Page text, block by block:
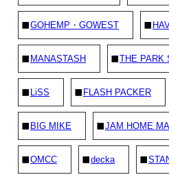
GOHEMP・GOWEST
MANASTASH THE PARK
LiSS FLASH PACKER
BIG MIKE JAM HOME
OMCC decka